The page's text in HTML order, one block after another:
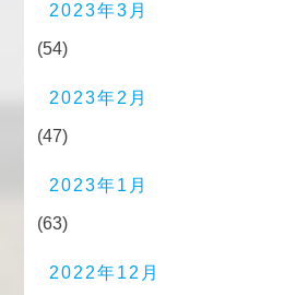
2023年3月
(54)
2023年2月
(47)
2023年1月
(63)
2022年12月